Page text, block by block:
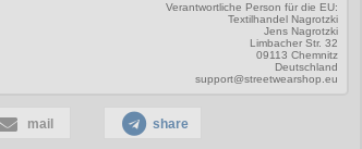
Verantwortliche Person für die EU:
Textilhandel Nagrotzki
Jens Nagrotzki
Limbacher Str. 32
09113 Chemnitz
Deutschland
support@streetwearshop.eu
mail share